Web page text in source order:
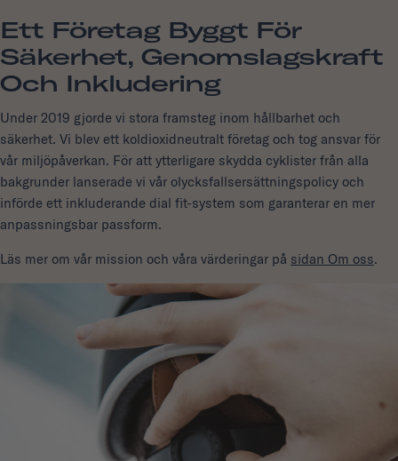
Ett Företag Byggt För
Säkerhet, Genomslagskraft
Och Inkludering
Under 2019 gjorde vi stora framsteg inom hållbarhet och
säkerhet. Vi blev ett koldioxidneutralt företag och tog ansvar för
vår miljöpåverkan. För att ytterligare skydda cyklister från alla
bakgrunder lanserade vi vår olycksfallsersättningspolicy och
införde ett inkluderande dial fit-system som garanterar en mer
anpassningsbar passform.
Läs mer om vår mission och våra värderingar på sidan Om oss.